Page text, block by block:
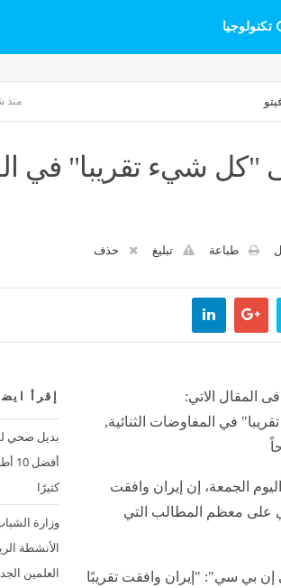
تكنولوجيا
منذ
"كل شيء تقريبا" في
طباعة تبليغ حذف
إقرأ
بديل صحي
كثيرًا
وزارة
الأنشطة
العلمين
المقال الاتي:
في المفاوضات الثنائية,
الجمعة، إن إيران وافقت
على معظم المطالب التي
بي سي": "إيران وافقت تقريبًا